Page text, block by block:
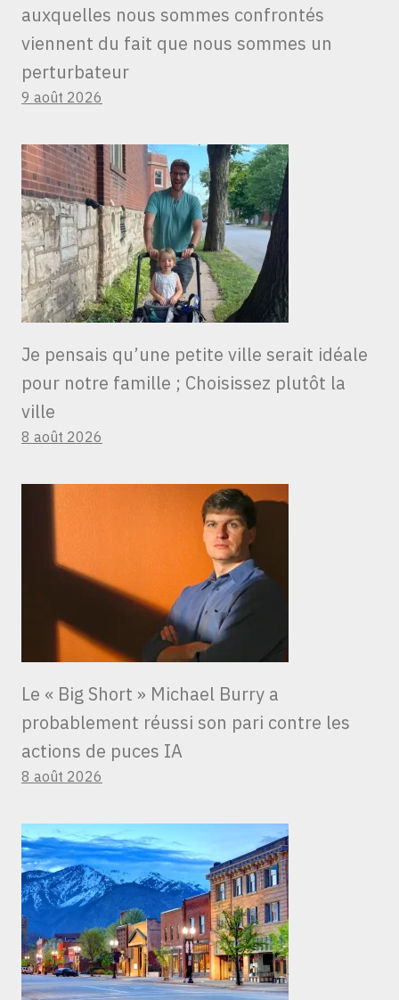
auxquelles nous sommes confrontés
viennent du fait que nous sommes un
perturbateur
9 août 2026
Je pensais qu’une petite ville serait idéale
pour notre famille ; Choisissez plutôt la
ville
8 août 2026
Le « Big Short » Michael Burry a
probablement réussi son pari contre les
actions de puces IA
8 août 2026